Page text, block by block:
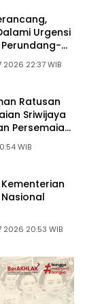
Urgensi
22:37 WIB
Ratusan
Sriwijaya
Persemaian
WIB
20:53 WIB